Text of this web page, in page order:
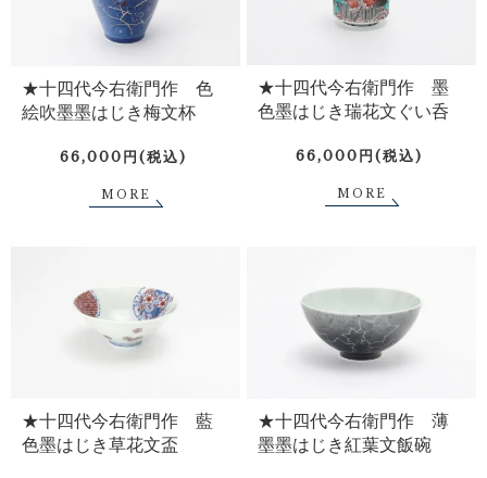
★十四代今右衛門作 色
絵吹墨墨はじき梅文杯
66,000円(税込)
MORE
★十四代今右衛門作 墨
色墨はじき瑞花文ぐい呑
66,000円(税込)
MORE
★十四代今右衛門作 藍
色墨はじき草花文盃
★十四代今右衛門作 薄
墨墨はじき紅葉文飯碗